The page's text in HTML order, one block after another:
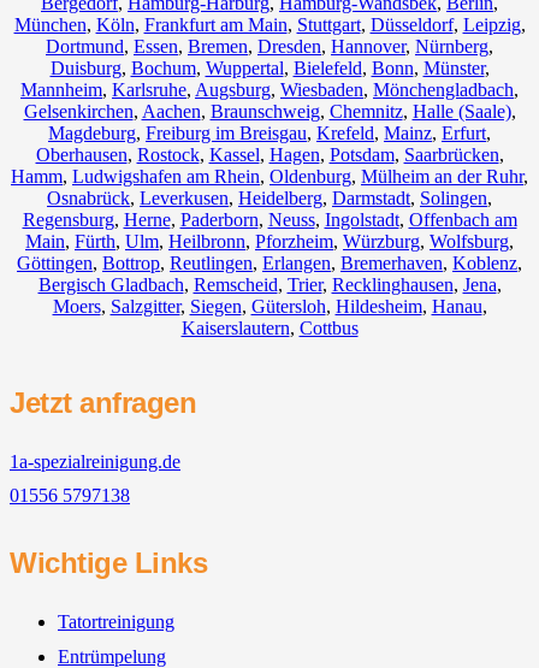
München, Köln, Frankfurt am Main, Stuttgart, Düsseldorf, Leipzig,
Dortmund, Essen, Bremen, Dresden, Hannover, Nürnberg,
Duisburg, Bochum, Wuppertal, Bielefeld, Bonn, Münster,
Mannheim, Karlsruhe, Augsburg, Wiesbaden, Mönchengladbach,
Gelsenkirchen, Aachen, Braunschweig, Chemnitz⁠, Halle (Saale),
Magdeburg, Freiburg im Breisgau, Krefeld, Mainz, Erfurt,
Oberhausen, Rostock, Kassel, Hagen, Potsdam, Saarbrücken,
Hamm, Ludwigshafen am Rhein, Oldenburg, Mülheim an der Ruhr,
Osnabrück, Leverkusen, Heidelberg, Darmstadt, Solingen,
Regensburg, Herne, Paderborn, Neuss, Ingolstadt, Offenbach am
Main, Fürth, Ulm, Heilbronn, Pforzheim, Würzburg, Wolfsburg,
Göttingen, Bottrop, Reutlingen, Erlangen, Bremerhaven, Koblenz,
Bergisch Gladbach, Remscheid, Trier, Recklinghausen, Jena,
Moers, Salzgitter, Siegen, Gütersloh, Hildesheim, Hanau,
Kaiserslautern, Cottbus
Jetzt anfragen
1a-spezialreinigung.de
01556 5797138
Wichtige Links
Tatortreinigung
Entrümpelung